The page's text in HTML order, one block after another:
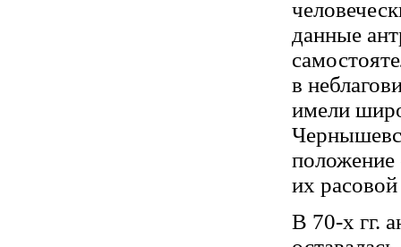
данные
в
имели
положение
их
В 70-х гг.